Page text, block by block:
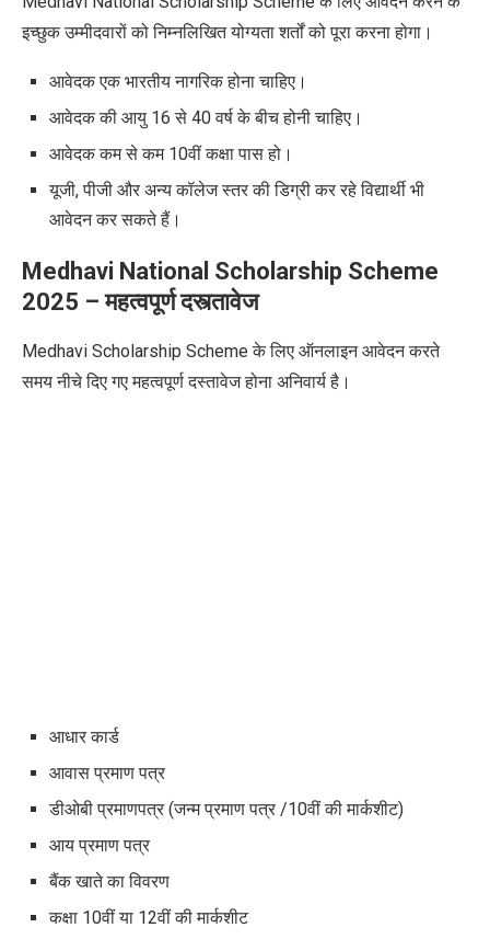
इच्छुक उम्मीदवारों को निम्नलिखित योग्यता शर्तों को पूरा करना होगा।
आवेदक एक भारतीय नागरिक होना चाहिए।
आवेदक की आयु 16 से 40 वर्ष के बीच होनी चाहिए।
आवेदककम से कम 10वीं कक्षा पास हो।
यूजी, पीजी और अन्य कॉलेज स्तर की डिग्री कर रहे विद्यार्थी भी
आवेदन कर सकते हैं।
Medhavi National Scholarship Scheme
2025 – महत्वपूर्ण दस्त्तावेज
Medhavi Scholarship Scheme के लिए ऑनलाइन आवेदन करते
समय नीचे दिए गए महत्वपूर्ण दस्तावेज होना अनिवार्य है।
आधार कार्ड
आवास प्रमाण पत्र
डीओबी प्रमाणपत्र (जन्म प्रमाण पत्र /10वीं की मार्कशीट)
आय प्रमाण पत्र
बैंक खाते का विवरण
कक्षा 10वीं या 12वीं की मार्कशीट